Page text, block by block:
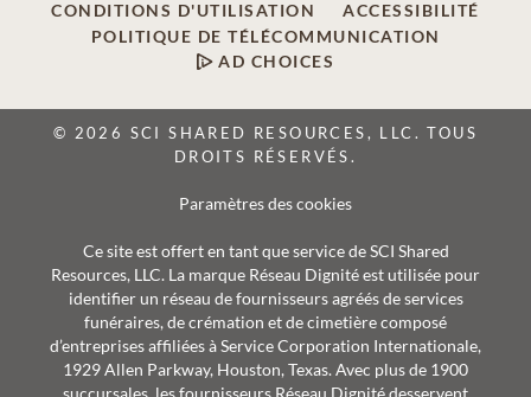
CONDITIONS D'UTILISATION
ACCESSIBILITÉ
POLITIQUE DE TÉLÉCOMMUNICATION
AD CHOICES
© 2026 SCI SHARED RESOURCES, LLC. TOUS
DROITS RÉSERVÉS.
Paramètres des cookies
Ce site est offert en tant que service de SCI Shared
Resources, LLC. La marque Réseau Dignité est utilisée pour
identifier un réseau de fournisseurs agréés de services
funéraires, de crémation et de cimetière composé
d’entreprises affiliées à Service Corporation Internationale,
1929 Allen Parkway, Houston, Texas. Avec plus de 1900